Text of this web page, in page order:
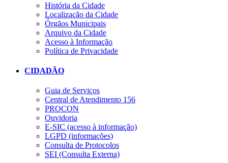
História da Cidade
Localização da Cidade
Órgãos Municipais
Arquivo da Cidade
Acesso à Informação
Política de Privacidade
CIDADÃO
Guia de Serviços
Central de Atendimento 156
PROCON
Ouvidoria
E-SIC (acesso à informação)
LGPD (informações)
Consulta de Protocolos
SEI (Consulta Externa)